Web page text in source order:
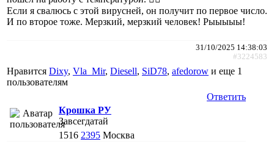
Если я свалюсь с этой вирусней, он получит по первое число.
И по второе тоже. Мерзкий, мерзкий человек! Рыыыыы!
31/10/2025 14:38:03
#3224583
Нравится Dixy, Vla_Mir, Diesell, SiD78, afedorow и еще 1
пользователям
Ответить
Крошка РУ
Завсегдатай
1516 2395 Москва